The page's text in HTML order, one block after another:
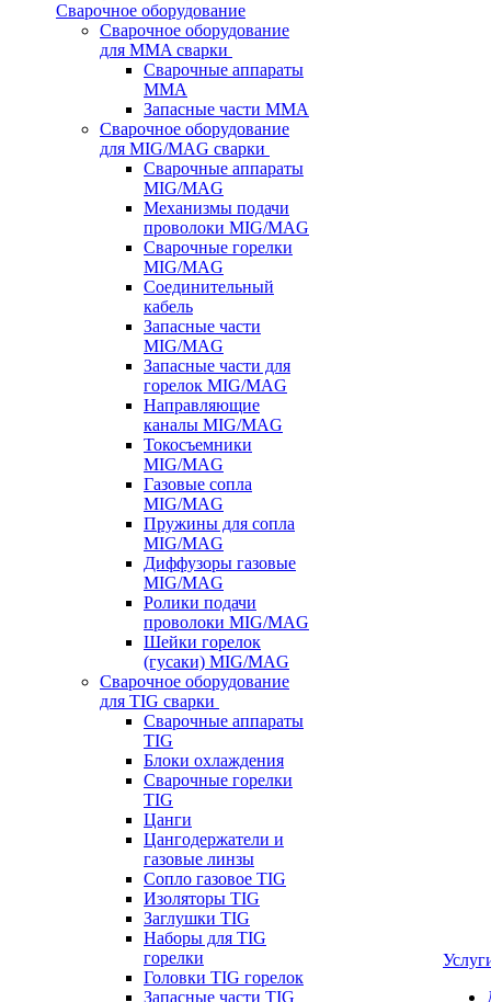
Сварочное оборудование
Сварочное оборудование
для MMA сварки
Сварочные аппараты
MMA
Запасные части MMA
Сварочное оборудование
для MIG/MAG сварки
Сварочные аппараты
MIG/MAG
Механизмы подачи
проволоки MIG/MAG
Сварочные горелки
MIG/MAG
Соединительный
кабель
Запасные части
MIG/MAG
Запасные части для
горелок MIG/MAG
Направляющие
каналы MIG/MAG
Токосъемники
MIG/MAG
Газовые сопла
MIG/MAG
Пружины для сопла
MIG/MAG
Диффузоры газовые
MIG/MAG
Ролики подачи
проволоки MIG/MAG
Шейки горелок
(гусаки) MIG/MAG
Сварочное оборудование
для TIG сварки
Сварочные аппараты
TIG
Блоки охлаждения
Сварочные горелки
TIG
Цанги
Цангодержатели и
газовые линзы
Сопло газовое TIG
Изоляторы TIG
Заглушки TIG
Наборы для TIG
горелки
Головки TIG горелок
Запасные части TIG